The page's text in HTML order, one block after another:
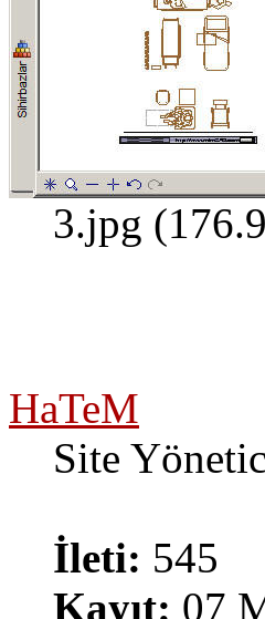
3.jpg
HaTeM
Site
İleti: 545
Kayıt: 07